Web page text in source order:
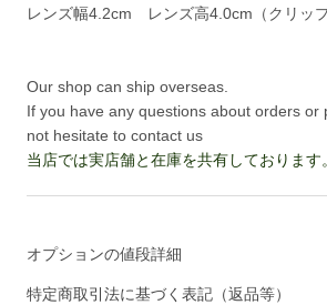
レンズ幅4.2cm レンズ高4.0cm（クリップ
Our shop can ship overseas.
If you have any questions about orders or
not hesitate to contact us
当店では実店舗と在庫を共有しております
オプションの値段詳細
特定商取引法に基づく表記（返品等）